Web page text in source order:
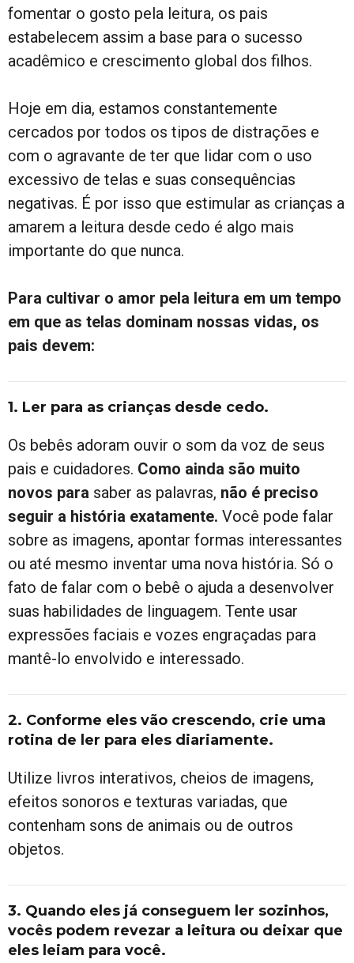
fomentar o gosto pela leitura, os pais
estabelecem assim a base para o sucesso
acadêmico e crescimento global dos filhos.
Hoje em dia, estamos constantemente
cercados por todos os tipos de distrações e
com o agravante de ter que lidar com o uso
excessivo de telas e suas consequências
negativas. É por isso que estimular as crianças a
amarem a leitura desde cedo é algo mais
importante do que nunca.
Para cultivar o amor pela leitura em um tempo
em que as telas dominam nossas vidas, os
pais devem:
1. Ler para as crianças desde cedo.
Os bebês adoram ouvir o som da voz de seus
pais e cuidadores. Como ainda são muito
novos para saber as palavras, não é preciso
seguir a história exatamente. Você pode falar
sobre as imagens, apontar formas interessantes
ou até mesmo inventar uma nova história. Só o
fato de falar com o bebê o ajuda a desenvolver
suas habilidades de linguagem. Tente usar
expressões faciais e vozes engraçadas para
mantê-lo envolvido e interessado.
2. Conforme eles vão crescendo, crie uma
rotina de ler para eles diariamente.
Utilize livros interativos, cheios de imagens,
efeitos sonoros e texturas variadas, que
contenham sons de animais ou de outros
objetos.
3. Quando eles já conseguem ler sozinhos,
vocês podem revezar a leitura ou deixar que
eles leiam para você.